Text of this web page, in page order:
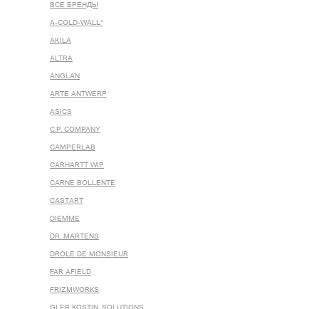
ВСЕ БРЕНДЫ
A-COLD-WALL*
AKILA
ALTRA
ANGLAN
ARTE ANTWERP
ASICS
C.P. COMPANY
CAMPERLAB
CARHARTT WIP
CARNE BOLLENTE
CASTART
DIEMME
DR. MARTENS
DROLE DE MONSIEUR
FAR AFIELD
FRIZMWORKS